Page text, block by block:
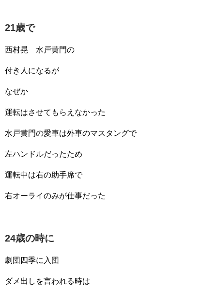
21歳で
西村晃 水戸黄門の
付き人になるが
なぜか
運転はさせてもらえなかった
水戸黄門の愛車は外車のマスタングで
左ハンドルだったため
運転中は右の助手席で
右オーライのみが仕事だった
24歳の時に
劇団四季に入団
ダメ出しを言われる時は